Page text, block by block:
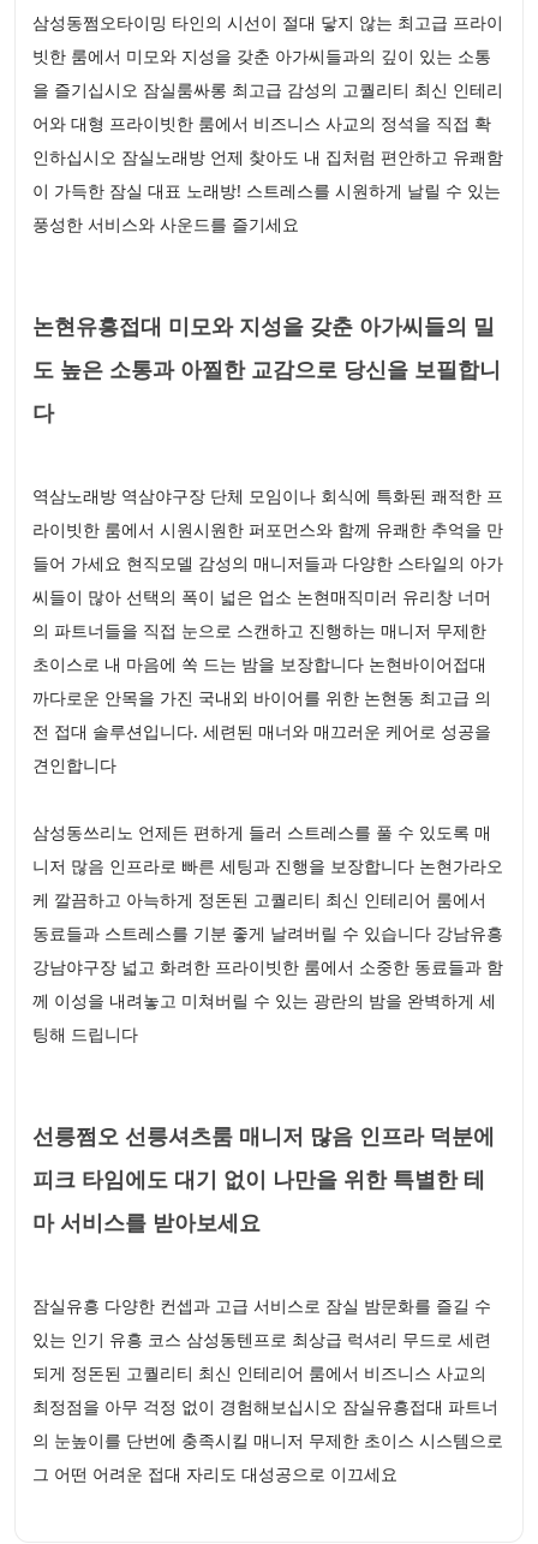
삼성동쩜오타이밍 타인의 시선이 절대 닿지 않는 최고급 프라이
빗한 룸에서 미모와 지성을 갖춘 아가씨들과의 깊이 있는 소통
을 즐기십시오 잠실룸싸롱 최고급 감성의 고퀄리티 최신 인테리
어와 대형 프라이빗한 룸에서 비즈니스 사교의 정석을 직접 확
인하십시오 잠실노래방 언제 찾아도 내 집처럼 편안하고 유쾌함
이 가득한 잠실 대표 노래방! 스트레스를 시원하게 날릴 수 있는
풍성한 서비스와 사운드를 즐기세요
논현유흥접대 미모와 지성을 갖춘 아가씨들의 밀
도 높은 소통과 아찔한 교감으로 당신을 보필합니
다
역삼노래방 역삼야구장 단체 모임이나 회식에 특화된 쾌적한 프
라이빗한 룸에서 시원시원한 퍼포먼스와 함께 유쾌한 추억을 만
들어 가세요 현직모델 감성의 매니저들과 다양한 스타일의 아가
씨들이 많아 선택의 폭이 넓은 업소 논현매직미러 유리창 너머
의 파트너들을 직접 눈으로 스캔하고 진행하는 매니저 무제한
초이스로 내 마음에 쏙 드는 밤을 보장합니다 논현바이어접대
까다로운 안목을 가진 국내외 바이어를 위한 논현동 최고급 의
전 접대 솔루션입니다. 세련된 매너와 매끄러운 케어로 성공을
견인합니다
삼성동쓰리노 언제든 편하게 들러 스트레스를 풀 수 있도록 매
니저 많음 인프라로 빠른 세팅과 진행을 보장합니다 논현가라오
케 깔끔하고 아늑하게 정돈된 고퀄리티 최신 인테리어 룸에서
동료들과 스트레스를 기분 좋게 날려버릴 수 있습니다 강남유흥
강남야구장 넓고 화려한 프라이빗한 룸에서 소중한 동료들과 함
께 이성을 내려놓고 미쳐버릴 수 있는 광란의 밤을 완벽하게 세
팅해 드립니다
선릉쩜오 선릉셔츠룸 매니저 많음 인프라 덕분에
피크 타임에도 대기 없이 나만을 위한 특별한 테
마 서비스를 받아보세요
잠실유흥 다양한 컨셉과 고급 서비스로 잠실 밤문화를 즐길 수
있는 인기 유흥 코스 삼성동텐프로 최상급 럭셔리 무드로 세련
되게 정돈된 고퀄리티 최신 인테리어 룸에서 비즈니스 사교의
최정점을 아무 걱정 없이 경험해보십시오 잠실유흥접대 파트너
의 눈높이를 단번에 충족시킬 매니저 무제한 초이스 시스템으로
그 어떤 어려운 접대 자리도 대성공으로 이끄세요